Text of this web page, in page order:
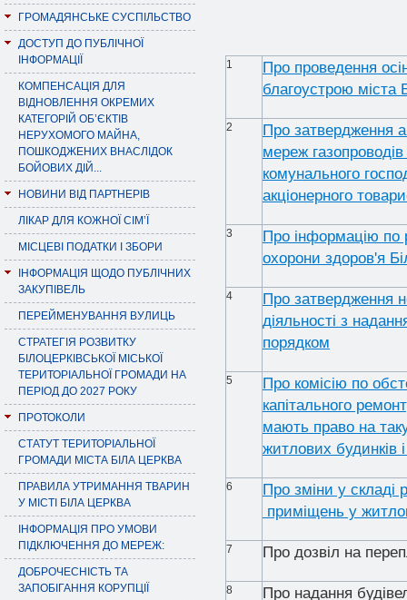
ГРОМАДЯНСЬКЕ СУСПІЛЬСТВО
ДОСТУП ДО ПУБЛІЧНОЇ
ІНФОРМАЦІЇ
КОМПЕНСАЦІЯ ДЛЯ
ВІДНОВЛЕННЯ ОКРЕМИХ
КАТЕГОРІЙ ОБ’ЄКТІВ
НЕРУХОМОГО МАЙНА,
ПОШКОДЖЕНИХ ВНАСЛІДОК
БОЙОВИХ ДІЙ...
НОВИНИ ВІД ПАРТНЕРІВ
ЛІКАР ДЛЯ КОЖНОЇ СІМ’Ї
МІСЦЕВІ ПОДАТКИ І ЗБОРИ
ІНФОРМАЦІЯ ЩОДО ПУБЛІЧНИХ
ЗАКУПІВЕЛЬ
ПЕРЕЙМЕНУВАННЯ ВУЛИЦЬ
СТРАТЕГІЯ РОЗВИТКУ
БІЛОЦЕРКІВСЬКОЇ МІСЬКОЇ
ТЕРИТОРІАЛЬНОЇ ГРОМАДИ НА
ПЕРІОД ДО 2027 РОКУ
ПРОТОКОЛИ
СТАТУТ ТЕРИТОРІАЛЬНОЇ
ГРОМАДИ МІСТА БІЛА ЦЕРКВА
ПРАВИЛА УТРИМАННЯ ТВАРИН
У МІСТІ БІЛА ЦЕРКВА
ІНФОРМАЦІЯ ПРО УМОВИ
ПІДКЛЮЧЕННЯ ДО МЕРЕЖ:
ДОБРОЧЕСНІСТЬ ТА
ЗАПОБІГАННЯ КОРУПЦІЇ
1
Про проведення
благоустрою міста
2
Про затвердження
мереж
комунального
акціонерного
3
Про інформацію по
охорони здоров'я
4
Про затвердження
діяльності з
порядком
5
Про комісію по
капітального
мають право на
житлових будинків
6
Про зміни у складі
приміщень у
7 Про дозвіл на
8 Про надання